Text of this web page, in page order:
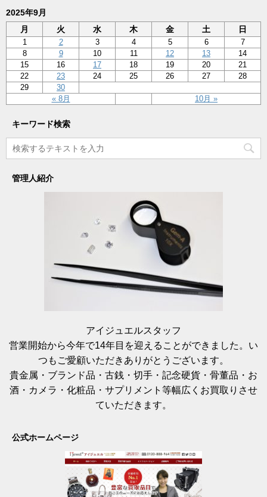
2025年9月
月
火 水 木 金 土 日
« 8月 10月 »
1 2 3 4 5 6
7
8
9 10 11 12 13
14
15
16 17 18 19 20
21
22
23 24 25 26 27
28
29
30
キーワード検索
管理人紹介
アイジュエルスタッフ
営業開始から今年で14年目を迎えることができました。い
つもご愛顧いただきありがとうございます。
貴金属・ブランド品・古銭・切手・記念硬貨・骨董品・お
酒・カメラ・化粧品・サプリメント等幅広くお買取りさせ
ていただきます。
公式ホームページ